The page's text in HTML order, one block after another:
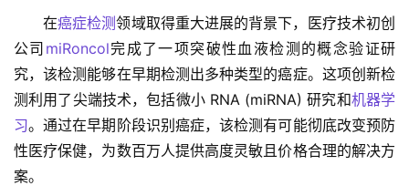
在癌症检测领域取得重大进展的背景下，医疗技术初创
公司 miRoncol完成了一项突破性血液检测的概念验证研
究，该检测能够在早期检测出多种类型的癌症。这项创新检
测利用了尖端技术，包括微小 RNA (miRNA) 研究和机器学
习。通过在早期阶段识别癌症，该检测有可能彻底改变预防
性医疗保健，为数百万人提供高度灵敏且价格合理的解决方
案。